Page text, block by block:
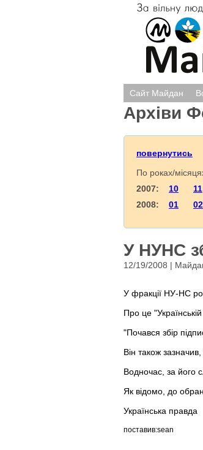
Сайт Майдан
Архіви
повернутись
По роках/
2007: 10 11
2008: 01 02
У НУНС
12/19/2008 |
У фракції НУ-НС
Про це
"Почався збір
Він також
Водночас, за його
Як відомо, до
Українська правда
поставив:sean